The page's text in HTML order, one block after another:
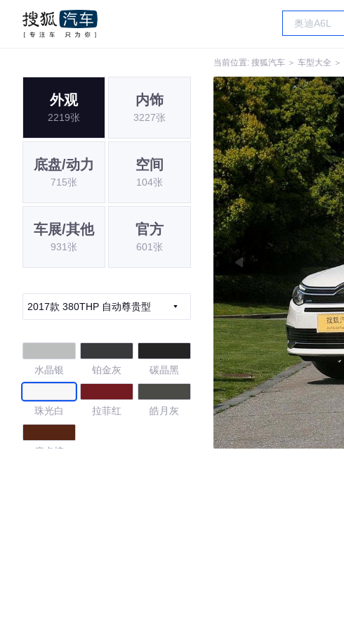
当前位置: 搜狐汽车 ＞ 车型大全 ＞
外观
2219张
内饰
3227张
底盘/动力
715张
空间
104张
车展/其他
931张
官方
601张
2017款 380THP 自动尊贵型
水晶银 铂金灰 碳晶黑
珠光白 拉菲红 皓月灰
摩卡棕